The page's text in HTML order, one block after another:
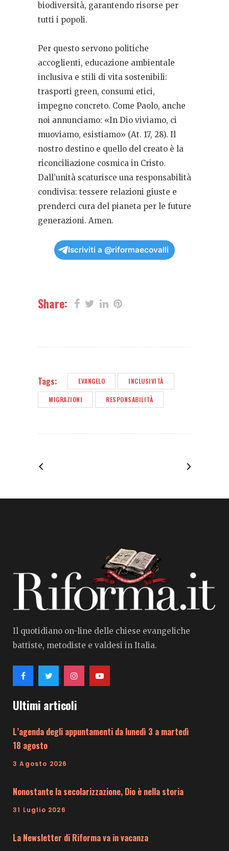
biodiversità, garantendo risorse per
tutti i popoli.
Per questo servono politiche
accoglienti, educazione ambientale
inclusiva e stili di vita sostenibili:
trasporti green, consumi etici,
impegno concreto. Come Paolo, anche
noi annunciamo: «In Dio viviamo, ci
muoviamo, esistiamo» (At. 17, 28). Il
nostro destino e quello del creato è la
riconciliazione cosmica in Cristo.
Dall’unità scaturisce una responsabilità
condivisa: tessere relazioni giuste e
prenderci cura del pianeta per le future
generazioni. Amen.
Iscriviti a @riformaecovalli
Share:
Tags: EVANGELO INCLUSIVITÀ
MIGRAZIONI RESPONSABILITÀ
Il quotidiano on-line delle chiese evangeliche
battiste, metodiste e valdesi in Italia.
Ultimi articoli
L’agenda degli appuntamenti da lunedì 3 a martedì
18 agosto
3 Agosto 2026
Nonostante la secolarizzazione, Dio è nella storia
31 Luglio 2026
La Newsletter di Riforma va in vacanza